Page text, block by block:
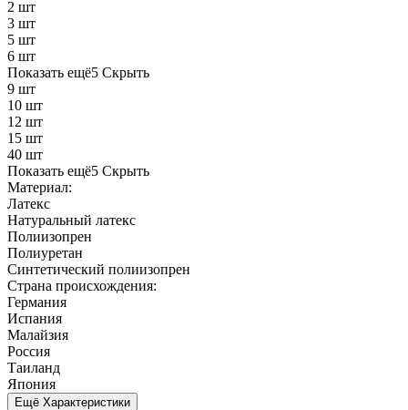
2 шт
3 шт
5 шт
6 шт
Показать ещё5 Скрыть
9 шт
10 шт
12 шт
15 шт
40 шт
Показать ещё5 Скрыть
Материал:
Латекс
Натуральный латекс
Полиизопрен
Полиуретан
Синтетический полиизопрен
Страна происхождения:
Германия
Испания
Малайзия
Россия
Таиланд
Япония
Ещё Характеристики